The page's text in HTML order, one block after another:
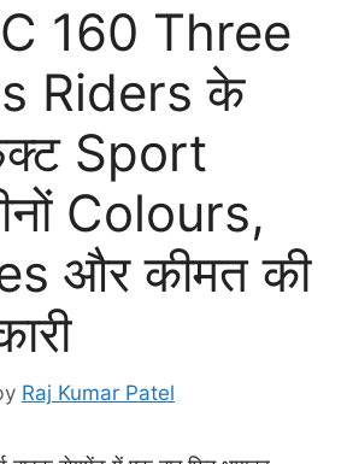
160 Three
Riders के
Sport
Colours,
और कीमत की
Raj Kumar Patel